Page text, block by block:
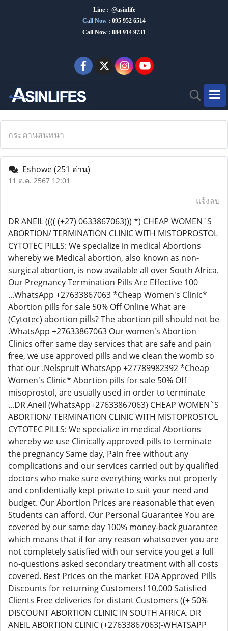
Line : @asinlife
Call Now : 095 952 6514
Call Now : 084 914 9731
กระดานสนทนา
Eshowe(251 อ่าน)
11 ต.ค. 2567 12:01
แจ้งลบ
DR ANEIL (((( (+27) 0633867063))) *) CHEAP WOMEN`S
ABORTION/ TERMINATION CLINIC WITH MISTOPROSTOL
CYTOTEC PILLS: We specialize in medical Abortions
whereby we Medical abortion, also known as non-
surgical abortion, is now available all over South Africa.
Our Pregnancy Termination Pills Are Effective 100
...WhatsApp +27633867063 *Cheap Women's Clinic*
Abortion pills for sale 50% Off Online What are
(Cytotec) abortion pills? The abortion pill should not be
.WhatsApp +27633867063 Our women's Abortion
Clinics offer same day services that are safe and pain
free, we use approved pills and we clean the womb so
that our .Nelspruit WhatsApp +27789982392 *Cheap
Women's Clinic* Abortion pills for sale 50% Off
misoprostol, are usually used in order to terminate
...DR Aneil (WhatsApp+27633867063) CHEAP WOMEN`S
ABORTION/ TERMINATION CLINIC WITH MISTOPROSTOL
CYTOTEC PILLS: We specialize in medical Abortions
whereby we use Clinically approved pills to terminate
the pregnancy Same day, Pain free without any
complications and our services carried out by qualified
doctors who make sure everything works out properly
and confidentially kept private to suit your need and
budget. Our Abortion Prices are reasonable that even
Students can afford. Our Personal Guarantee You are
covered by our same day 100% money-back guarantee
which means that if for any reason whatsoever you are
not completely satisfied with our service you get a full
no-questions asked secondary treatment with all costs
covered. Best Prices on the market FDA Approved Pills
Discounts for returning Customers! 10,000 Satisfied
Clients Free deliveries for distant Customers ((+ 50%
DISCOUNT ABORTION CLINIC IN SOUTH AFRICA. DR
ANEIL ABORTION CLINIC (+27633867063)-WHATSAPP